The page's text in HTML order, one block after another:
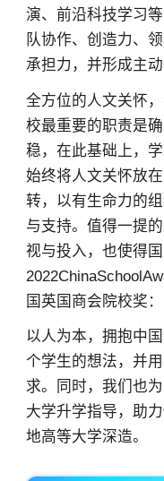
演、前沿科技学习
队协作、创造力、
承担力，并形成主
全方位的人文关怀
校最重要的职责是
稳，在此基础上，
始终将人文关怀放
转，以有生命力的
与支持。值得一提
视与投入，也使得
国英国商会院校奖
以人为本，拥抱中
个学生的想法，并
求。同时，我们也
大学升学指导，助
地高等大学深造。